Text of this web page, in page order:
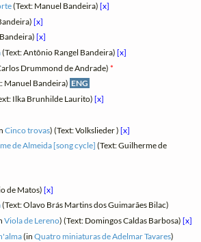
(Text: Manuel Bandeira)[x]
[x]
[x]
(Text: Antônio Rangel Bandeira)[x]
Drummond de Andrade)*
Manuel Bandeira) ENG
Ilka Brunhilde Laurito)[x]
Cinco trovas) (Text: Volkslieder )[x]
de Almeida [song cycle] (Text: Guilherme de
de Matos)[x]
(Text: Olavo Brás Martins dos Guimarães Bilac)
Viola de Lereno) (Text: Domingos Caldas Barbosa)[x]
(inQuatro miniaturas de Adelmar Tavares)